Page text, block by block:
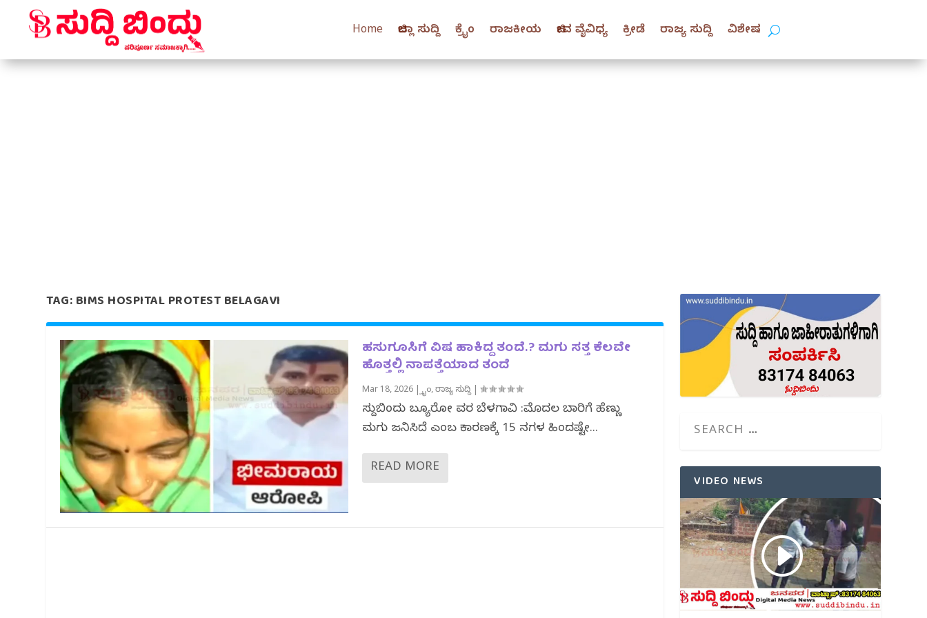
Home ಜಿಲ್ಲಾ ಸುದ್ದಿ ಕ್ರೈಂ ರಾಜಕೀಯ ಜೀವ ವೈವಿಧ್ಯ ಕ್ರೀಡೆ ರಾಜ್ಯ ಸುದ್ದಿ ವಿಶೇಷ
TAG:BIMS HOSPITAL PROTEST BELAGAVI
ಹಸುಗೂಸಿಗೆ ವಿಷ ಹಾಕಿದ್ದ ತಂದೆ.? ಮಗು ಸತ್ತ ಕೆಲವೇ
ಹೊತ್ತಲ್ಲಿ ನಾಪತ್ತೆಯಾದ ತಂದೆ
Mar 18, 2026|ಕ್ರೈಂ,ರಾಜ್ಯ ಸುದ್ದಿ|
ಸುದ್ದಿಬಿಂದು ಬ್ಯೂರೋ ವರದಿ ಬೆಳಗಾವಿ :ಮೊದಲ ಬಾರಿಗೆ ಹೆಣ್ಣು
ಮಗು ಜನಿಸಿದೆ ಎಂಬ ಕಾರಣಕ್ಕೆ 15 ದಿನಗಳ ಹಿಂದಷ್ಟೇ...
READ MORE
VIDEO NEWS